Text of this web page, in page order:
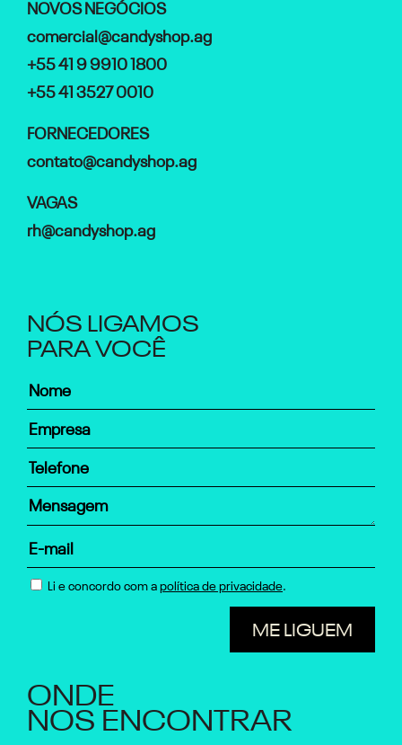
NOVOS NEGÓCIOS
comercial@candyshop.ag
+55 41 9 9910 1800
+55 41 3527 0010
FORNECEDORES
contato@candyshop.ag
VAGAS
rh@candyshop.ag
NÓS LIGAMOS
PARA VOCÊ
Li e concordo com apolítica de privacidade
ONDE
NOS ENCONTRAR